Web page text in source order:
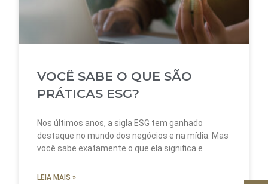
VOCÊ SABE O QUE SÃO
PRÁTICAS ESG?
Nos últimos anos, a sigla ESG tem ganhado
destaque no mundo dos negócios e na mídia. Mas
você sabe exatamente o que ela significa e
LEIA MAIS »